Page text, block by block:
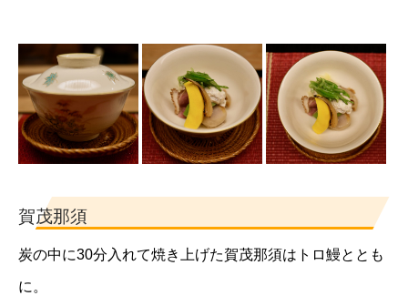
賀茂那須
炭の中に30分入れて焼き上げた賀茂那須はトロ鰻ととも
に。